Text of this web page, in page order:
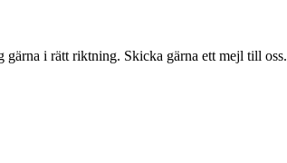
i rätt riktning. Skicka gärna ett mejl till oss.